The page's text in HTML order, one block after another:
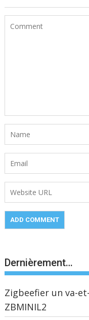
Dernièrement…
Zigbeefier un va-
ZBMINIL2